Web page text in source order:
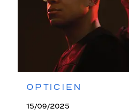
OPTICIEN
15/09/2025